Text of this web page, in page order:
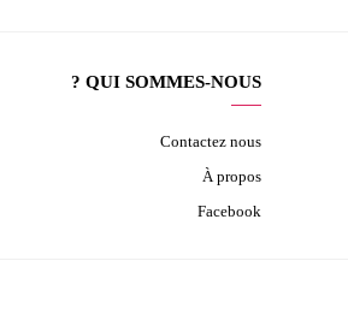
QUI SOMMES-NOUS ?
Contactez nous
À propos
Facebook